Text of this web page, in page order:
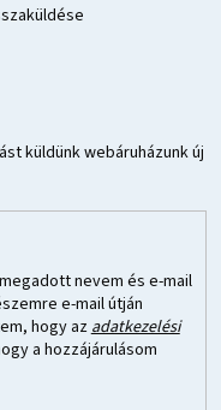
küldünk webáruházunk új
nevem és e-mail
e-mail útján
hogy azadatkezelési
a hozzájárulásom